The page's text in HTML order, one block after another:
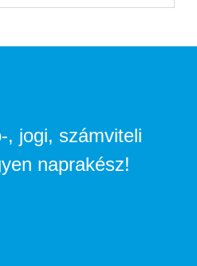
, jogi, számviteli
naprakész!